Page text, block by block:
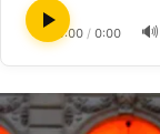
0:00 / 0:00 🔊